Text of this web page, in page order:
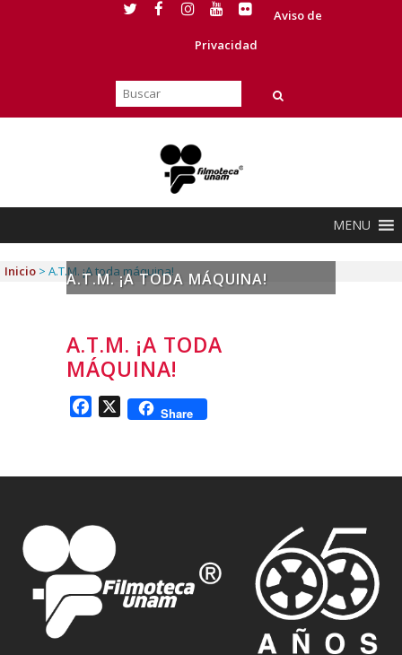
Aviso de
Privacidad
MENU
A.T.M. ¡A TODA MÁQUINA!
Inicio > A.T.M. ¡A toda máquina!
A.T.M. ¡A TODA
MÁQUINA!
Facebook
X Share